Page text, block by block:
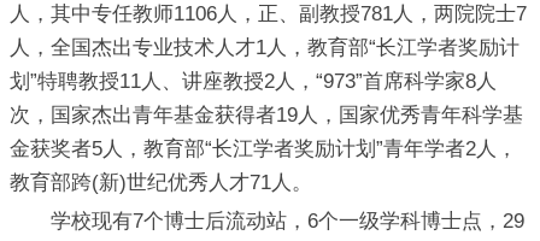
人，其中专任教师1106人，正、副教授781人，两院院士7
人，全国杰出专业技术人才1人，教育部“长江学者奖励计
划”特聘教授11人、讲座教授2人，“973”首席科学家8人
次，国家杰出青年基金获得者19人，国家优秀青年科学基
金获奖者5人，教育部“长江学者奖励计划”青年学者2人，
教育部跨(新)世纪优秀人才71人。
学校现有7个博士后流动站，6个一级学科博士点，29